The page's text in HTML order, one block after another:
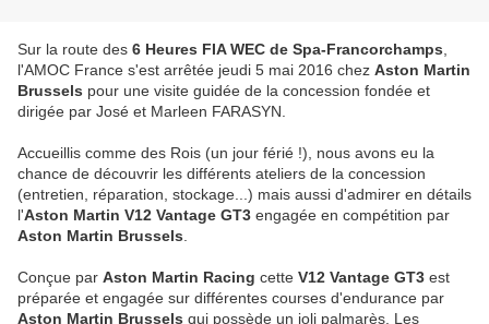
Sur la route des 6 Heures FIA WEC de Spa-Francorchamps
l'AMOC France s'est arrêtée jeudi 5 mai 2016 chez Aston Martin
Brussels pour une visite guidée de la concession fondée et
dirigée par José et Marleen FARASYN.
Accueillis comme des Rois (un jour férié !), nous avons eu la
chance de découvrir les différents ateliers de la concession
(entretien, réparation, stockage...) mais aussi d'admirer en détails
l'Aston Martin V12 Vantage GT3 engagée en compétition par
Aston Martin Brussels
Conçue par Aston Martin Racing cette V12 Vantage GT3 est
préparée et engagée sur différentes courses d'endurance par
Aston Martin Brussels qui possède un joli palmarès. Les